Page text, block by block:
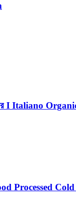
মাদার I Italiano
Wood Processed